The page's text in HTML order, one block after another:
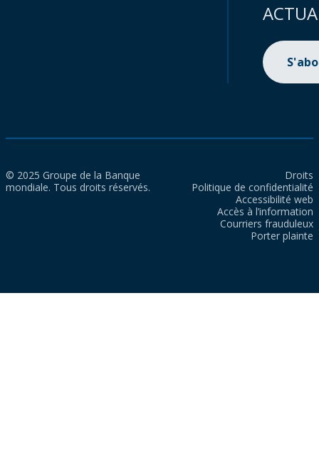
© 2025 Groupe de la Banque
mondiale. Tous droits réservés.
Droits
Politique de confidentialité
Accessibilité web
Accès à l’information
Courriers frauduleux
Porter plainte